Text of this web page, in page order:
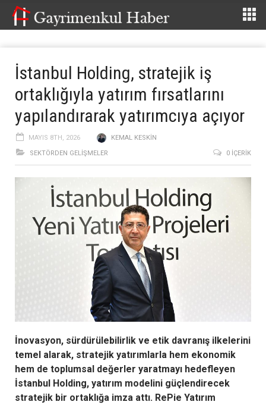
İstanbul Holding, stratejik iş
ortaklığıyla yatırım fırsatlarını
yapılandırarak yatırımcıya açıyor
MAYIS 8TH, 2026
KEMAL KESKIN
SEKTÖRDEN GELIŞMELER
0 İÇERIK
İnovasyon, sürdürülebilirlik ve etik davranış ilkelerini
temel alarak, stratejik yatırımlarla hem ekonomik
hem de toplumsal değerler yaratmayı hedefleyen
İstanbul Holding, yatırım modelini güçlendirecek
stratejik bir ortaklığa imza attı. RePie Yatırım